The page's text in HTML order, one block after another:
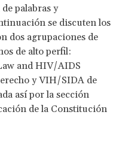
palabras y
se discuten los
dos agrupaciones de
de alto perfil:
and HIV/AIDS
y VIH/SIDA de
así por la sección
de la Constitución